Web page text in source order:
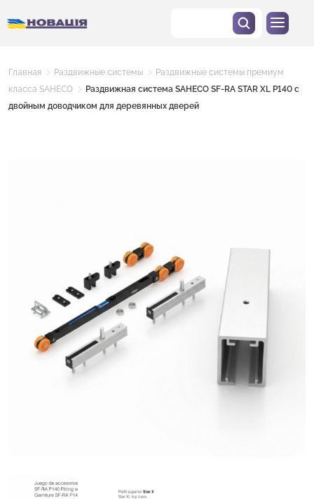
Главная Раздвижные системы
Раздвижные системы премиум
класса SAHECO
Раздвижная система SAHECO SF-RA STAR XL P140 с
двойным доводчиком для деревянных дверей